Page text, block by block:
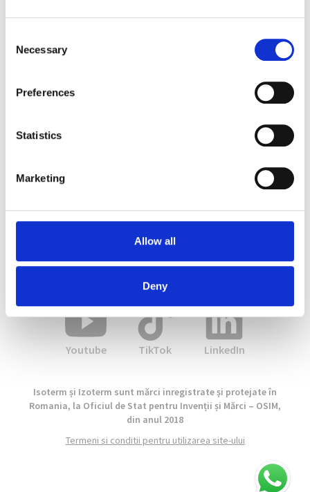
Selection
Necessary
Preferences
Statistics
Marketing
Allow all
Deny
Instagram
Youtube TikTok LinkedIn
Isoterm și Izoterm sunt mărci inregistrate și protejate în
Romania, la Oficiul de Stat pentru Invenții și Mărci – OSIM,
din anul 2018
Termeni si conditii pentru utilizarea site-ului